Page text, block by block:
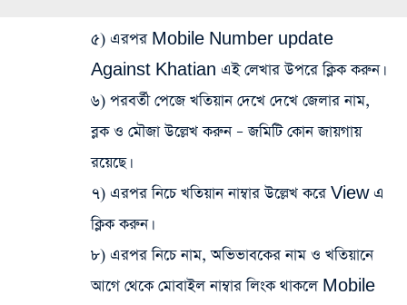
৫) এরপর Mobile Number update
Against Khatian এই লেখার উপরে ক্লিক করুন।
৬) পরবর্তী পেজে খতিয়ান দেখে দেখে জেলার নাম,
ব্লক ও মৌজা উল্লেখ করুন – জমিটি কোন জায়গায়
রয়েছে।
৭) এরপর নিচে খতিয়ান নাম্বার উল্লেখ করে View এ
ক্লিক করুন।
৮) এরপর নিচে নাম, অভিভাবকের নাম ও খতিয়ানে
আগে থেকে মোবাইল নাম্বার লিংক থাকলে Mobile